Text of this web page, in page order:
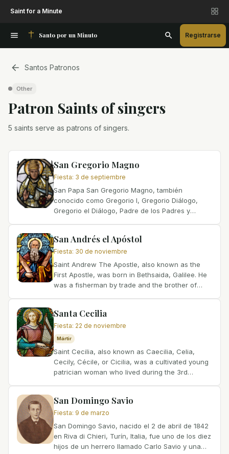
Saint for a Minute
Santo por un Minuto Registrarse
Santos Patronos
Other
Patron Saints ofsingers
5 saints serve as patrons of singers.
San Gregorio Magno
Fiesta: 3 de septiembre
San Papa San Gregorio Magno, también
conocido como Gregorio I, Gregorio Diálogo,
Gregorio el Diálogo, Padre de los Padres y
San Andrés el Apóstol
Fiesta: 30 de noviembre
Saint Andrew The Apostle, also known as the
First Apostle, was born in Bethsaida, Galilee. He
was a fisherman by trade and the brother of
Santa Cecilia
Fiesta: 22 de noviembre
Mártir
Saint Cecilia, also known as Caecilia, Celia,
Cecily, Cécile, or Cicilia, was a cultivated young
patrician woman who lived during the 3rd
San Domingo Savio
Fiesta: 9 de marzo
San Domingo Savio, nacido el 2 de abril de 1842
en Riva di Chieri, Turín, Italia, fue uno de los diez
hijos de un herrero llamado Carlo Savio y una